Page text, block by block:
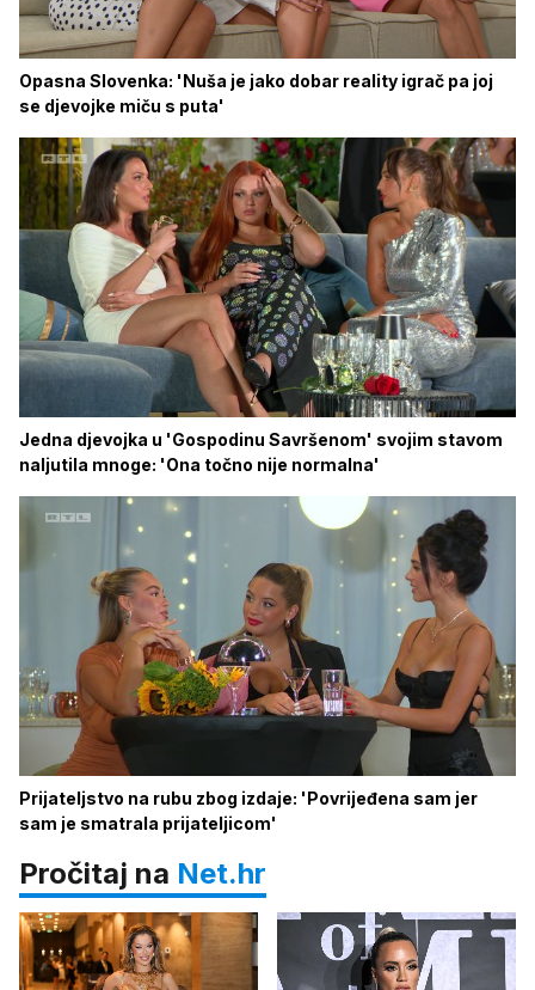
Opasna Slovenka: 'Nuša je jako dobar reality igrač pa joj
se djevojke miču s puta'
Jedna djevojka u 'Gospodinu Savršenom' svojim stavom
naljutila mnoge: 'Ona točno nije normalna'
Prijateljstvo na rubu zbog izdaje: 'Povrijeđena sam jer
sam je smatrala prijateljicom'
Pročitaj na Net.hr